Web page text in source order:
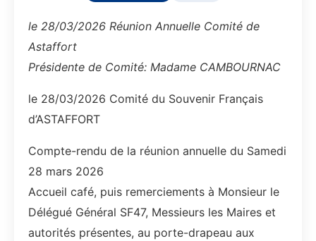
le 28/03/2026 Réunion Annuelle Comité de
Astaffort
Présidente de Comité: Madame CAMBOURNAC
le 28/03/2026 Comité du Souvenir Français
d’ASTAFFORT
Compte-rendu de la réunion annuelle du Samedi
28 mars 2026
Accueil café, puis remerciements à Monsieur le
Délégué Général SF47, Messieurs les Maires et
autorités présentes, au porte-drapeau aux